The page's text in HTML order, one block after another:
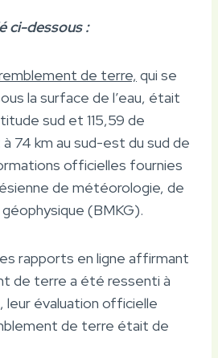
ci-dessous :
de terre, qui se
la surface de l’eau, était
sud et 115,59 de
74 km au sud-est du sud de
officielles fournies
de météorologie, de
(BMKG).
rapports en ligne affirmant
de terre a été ressenti à
leur évaluation officielle
de terre était de